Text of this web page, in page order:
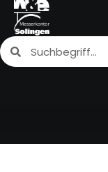
Zum
Inhalt
springen
SucheSuche